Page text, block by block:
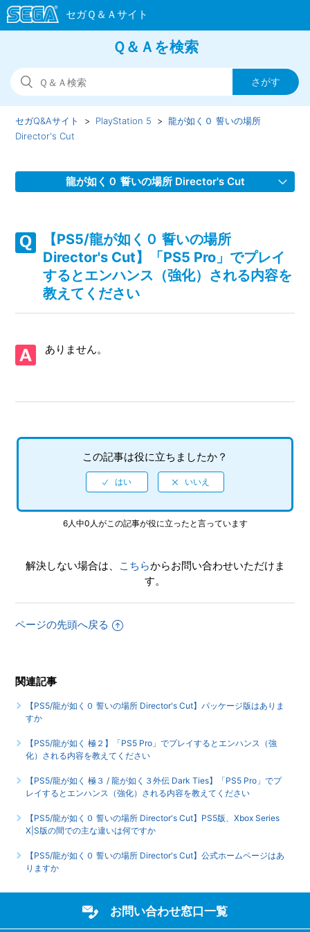
Ｑ＆Ａを検索
セガQ&Aサイト PlayStation 5
龍が如く０ 誓いの場所
Director's Cut
龍が如く０ 誓いの場所 Director's Cut
ヒートゲージが溜まらなくなる等の効果をもつ装備品はあり
ますか
【PS5/龍が如く０ 誓いの場所 Director's Cut】Steam版の問
い合わせ先はどこですか
（マニュアル）はありますか
【PS5/龍が如く０ 誓いの場所 Director's Cut】シェア機能に
対応していますか（制限されている機能はありますか）
【PS5/龍が如く０ 誓いの場所 Director's Cut】ゲームが難し
要素を教えてください
ーなどで、目的の場所に行ってもイベントが発生しません
【PS5/龍が如く０ 誓いの場所
Director's Cut】「PS5 Pro」でプレイ
するとエンハンス（強化）される内容を
教えてください
ありません。
この記事は役に立ちましたか？
6人中0人がこの記事が役に立ったと言っています
解決しない場合は、 こちらからお問い合わせいただけま
す。
ページの先頭へ戻る
関連記事
【PS5/龍が如く０ 誓いの場所 Director's Cut】パッケージ版はありま
すか
【PS5/龍が如く 極２】「PS5 Pro」でプレイするとエンハンス（強
化）される内容を教えてください
【PS5/龍が如く 極３ / 龍が如く３外伝 Dark Ties】「PS5 Pro」でプ
レイするとエンハンス（強化）される内容を教えてください
【PS5/龍が如く０ 誓いの場所 Director's Cut】PS5版、Xbox Series
X|S版の間での主な違いは何ですか
【PS5/龍が如く０ 誓いの場所 Director's Cut】公式ホームページはあ
りますか
お問い合わせ窓口一覧